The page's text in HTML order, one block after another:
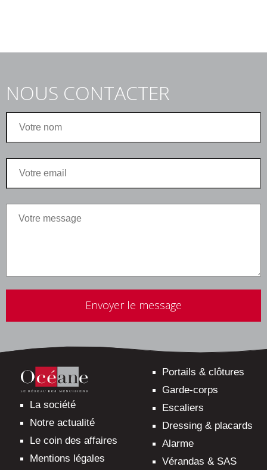
NOUS CONTACTER
ce
vide.
La société
Notre actualité
Le coin des affaires
Mentions légales
Portails & clôtures
Garde-corps
Escaliers
Dressing & placards
Alarme
Vérandas & SAS